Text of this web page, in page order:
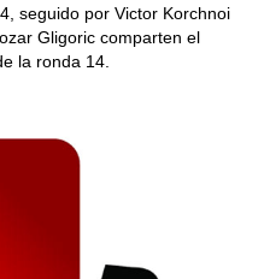
seguido por Victor Korchnoi
Gligoric comparten el
la ronda 14.